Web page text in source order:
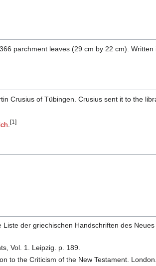
parchment leaves (29 cm by 22 cm).
Crusius of Tübingen. Crusius sent it to the
. [1]
der griechischen Handschriften des
Vol. 1. Leipzig. p. 189.
to the Criticism of the New Testament.